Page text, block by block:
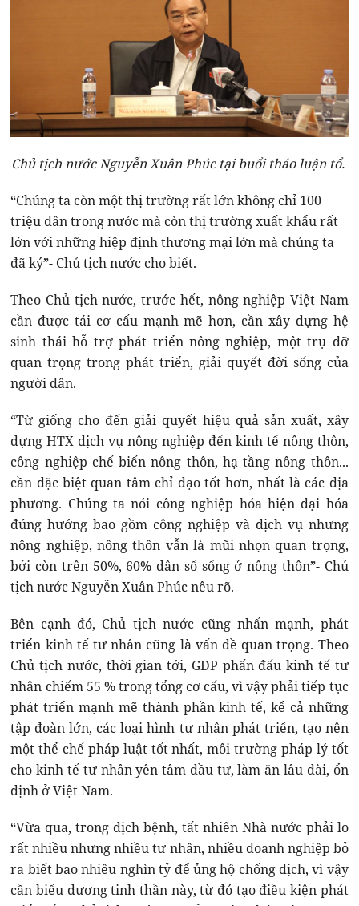
Chủ tịch nước Nguyễn Xuân Phúc tại buổi tháo luận tổ.
“Chúng ta còn một thị trường rất lớn không chỉ 100
triệu dân trong nước mà còn thị trường xuất khẩu rất
lớn với những hiệp định thương mại lớn mà chúng ta
đã ký”- Chủ tịch nước cho biết.
Theo Chủ tịch nước, trước hết, nông nghiệp Việt Nam
cần được tái cơ cấu mạnh mẽ hơn, cần xây dựng hệ
sinh thái hỗ trợ phát triển nông nghiệp, một trụ đỡ
quan trọng trong phát triển, giải quyết đời sống của
người dân.
“Từ giống cho đến giải quyết hiệu quả sản xuất, xây
dựng HTX dịch vụ nông nghiệp đến kinh tế nông thôn,
công nghiệp chế biến nông thôn, hạ tầng nông thôn...
cần đặc biệt quan tâm chỉ đạo tốt hơn, nhất là các địa
phương. Chúng ta nói công nghiệp hóa hiện đại hóa
đúng hướng bao gồm công nghiệp và dịch vụ nhưng
nông nghiệp, nông thôn vẫn là mũi nhọn quan trọng,
bởi còn trên 50%, 60% dân số sống ở nông thôn”- Chủ
tịch nước Nguyễn Xuân Phúc nêu rõ.
Bên cạnh đó, Chủ tịch nước cũng nhấn mạnh, phát
triển kinh tế tư nhân cũng là vấn đề quan trọng. Theo
Chủ tịch nước, thời gian tới, GDP phấn đấu kinh tế tư
nhân chiếm 55 % trong tổng cơ cấu, vì vậy phải tiếp tục
phát triển mạnh mẽ thành phần kinh tế, kể cả những
tập đoàn lớn, các loại hình tư nhân phát triển, tạo nên
một thể chế pháp luật tốt nhất, môi trường pháp lý tốt
cho kinh tế tư nhân yên tâm đầu tư, làm ăn lâu dài, ổn
định ở Việt Nam.
“Vừa qua, trong dịch bệnh, tất nhiên Nhà nước phải lo
rất nhiều nhưng nhiều tư nhân, nhiều doanh nghiệp bỏ
ra biết bao nhiêu nghìn tỷ để ủng hộ chống dịch, vì vậy
cần biểu dương tinh thần này, từ đó tạo điều kiện phát